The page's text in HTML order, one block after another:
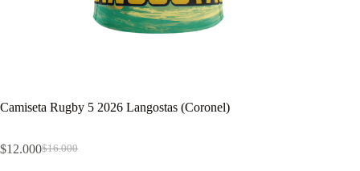
Camiseta Rugby 5 2026 Langostas (Coronel)
$16.000
El
$12.000El